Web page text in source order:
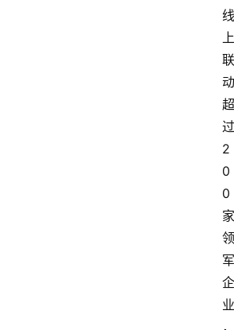
线
上
联
动
超
过
2
0
0
家
领
军
企
业
，